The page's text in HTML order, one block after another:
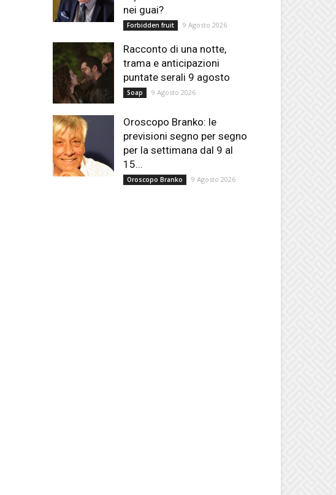
nei guai?
Forbidden fruit 9 Agosto 2026
Racconto di una notte,
trama e anticipazioni
puntate serali 9 agosto
Soap 9 Agosto 2026
Oroscopo Branko: le
previsioni segno per segno
per la settimana dal 9 al
15...
Oroscopo Branko 9 Agosto 2026